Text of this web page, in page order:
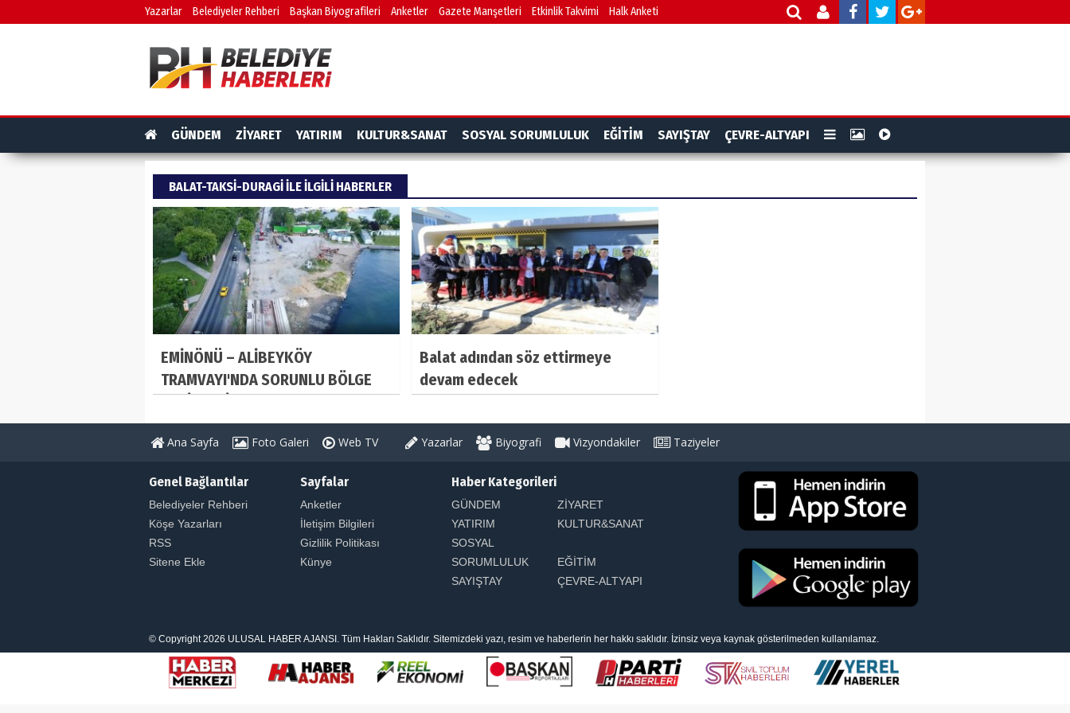
Yazarlar Belediyeler Rehberi Başkan Biyografileri Anketler Gazete Manşetleri Etkinlik Takvimi Halk Anketi
GÜNDEM ZİYARET YATIRIM KULTUR&SANAT SOSYAL SORUMLULUK EĞİTİM SAYIŞTAY ÇEVRE-ALTYAPI
BALAT-TAKSI-DURAGI ILE ILGILI HABERLER
EMİNÖNÜ – ALİBEYKÖY
TRAMVAYI'NDA SORUNLU BÖLGE
Balat adından söz ettirmeye
devam edecek
Ana Sayfa Foto Galeri Web TV Yazarlar Biyografi Vizyondakiler Taziyeler
Genel Bağlantılar
Belediyeler Rehberi
Köşe Yazarları
RSS
Sitene Ekle
Sayfalar
Anketler
İletişim Bilgileri
Gizlilik Politikası
Künye
Haber Kategorileri
GÜNDEM
ZİYARET
YATIRIM
KULTUR&SANAT
SOSYAL
SORUMLULUK
EĞİTİM
SAYIŞTAY
ÇEVRE-ALTYAPI
© Copyright 2026 ULUSAL HABER AJANSI. Tüm Hakları Saklıdır. Sitemizdeki yazı, resim ve haberlerin her hakkı saklıdır. İzinsiz veya kaynak gösterilmeden kullanılamaz.